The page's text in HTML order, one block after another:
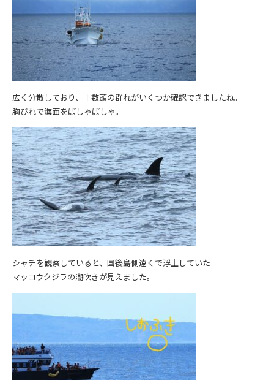
広く分散しており、十数頭の群れがいくつか確認できましたね。
胸びれで海面をぱしゃぱしゃ。
シャチを観察していると、国後島側遠くで浮上していた
マッコウクジラの潮吹きが見えました。